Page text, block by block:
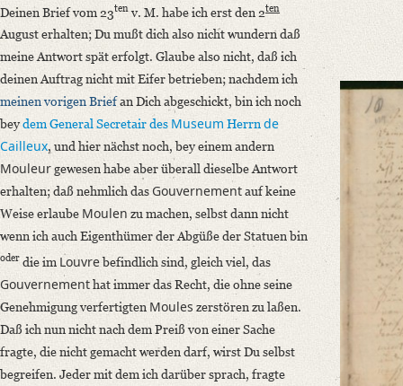
Date: 04.08.1823
Notations: Empfangsort erschlossen.
Manuscript
Provider: Dresden, Sächsische Landesbibliothek - Staats- und
OAI Id: DE-611-38972
Classification Number: Mscr.Dresd.e.90,XIX,Bd.3,Nr.129
Number of Pages: 3 S. auf Doppelbl., hs. m. U.
Format: 18,5 x 11,4 cm
Incipit: „[1] Paris den 4ten August 23.
Geliebter Onkel!
Deinen Brief vom 23ten v. M. habe ich erst den 2ten August erhalten;
Language
German
Bamberg, Claudia
Deinen Brief vom 23ten v. M. habe ich erst den 2ten
August erhalten; Du mußt dich also nicht wundern daß
meine Antwort spät erfolgt. Glaube also nicht, daß ich
deinen Auftrag nicht mit Eifer betrieben; nachdem ich
meinen vorigen Briefan Dich abgeschickt, bin ich noch
beydem General Secretairdes Museum Herrnde
Cailleux, und hier nächst noch, bey einem andern
Mouleurgewesen habe aber überall dieselbe Antwort
erhalten; daß nehmlich dasGouvernementauf keine
Weise erlaube Moulen zu machen, selbst dann nicht
wenn ich auch Eigenthümer der Abgüße der Statuen bin
oder die im Louvrebefindlich sind, gleich viel, das
Gouvernementhat immer das Recht, die ohne seine
Genehmigung verfertigten Moules zerstören zu laßen.
Daß ich nun nicht nach dem Preiß von einer Sache
fragte, die nicht gemacht werden darf, wirst Du selbst
begreifen. Jeder mit dem ich darüber sprach, fragte